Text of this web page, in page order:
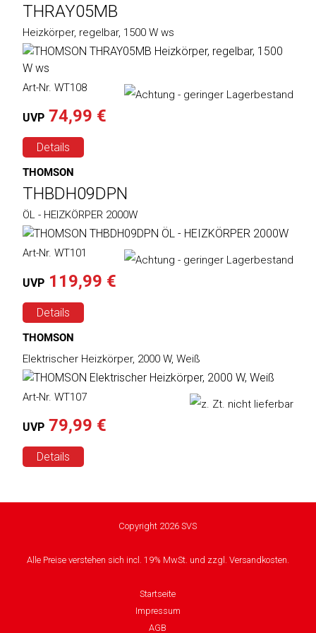
vergessen
Registrieren
Deltaco
Elbsand
Faitron
Frugalino
Goobay
HAEGER
HeatsBox
Mind
Desk
Noveen
Olimpia
Quantis
einkaufen
THRAY05MB
Heizkörper, regelbar, 1500 W ws
Art-Nr. WT108
UVP 74,99 €
Details
THOMSON
THBDH09DPN
ÖL - HEIZKÖRPER 2000W
Art-Nr. WT101
UVP 119,99 €
Details
THOMSON
Elektrischer Heizkörper, 2000 W, Weiß
Art-Nr. WT107
UVP 79,99 €
Details
Copyright 2026 SVS
Alle Preise verstehen sich incl. 19% MwSt. und zzgl. Versandkosten.
Startseite
Impressum
AGB